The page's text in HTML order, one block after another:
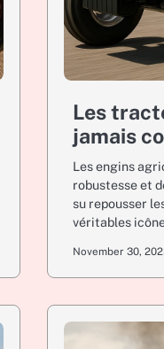
Les
jamais
Les engins
robustesse et
su repousser
véritables
November 30,